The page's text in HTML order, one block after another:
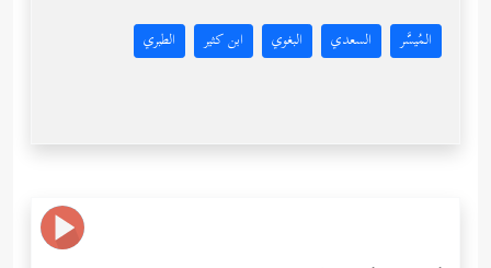
المُيسَّر السعدي البغوي ابن كثير الطبري